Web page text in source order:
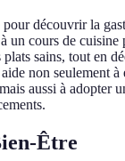
découvrir la
un cours de cuisine
sains, tout en
non seulement à
aussi à adopter
Être